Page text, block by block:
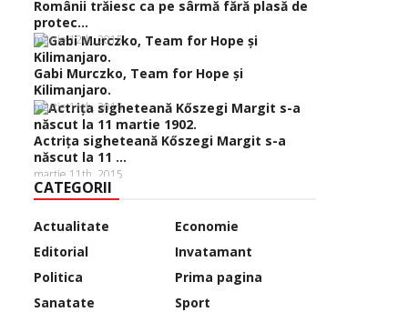
Românii trăiesc ca pe sârmă fără plasă de
protec...
martie 12th, 2015
Gabi Murczko, Team for Hope şi
Kilimanjaro.
martie 11th, 2015
Actriţa sigheteană Kőszegi Margit s-a
născut la 11 ...
martie 11th, 2015
CATEGORII
Actualitate
Economie
Editorial
Invatamant
Politica
Prima pagina
Sanatate
Sport